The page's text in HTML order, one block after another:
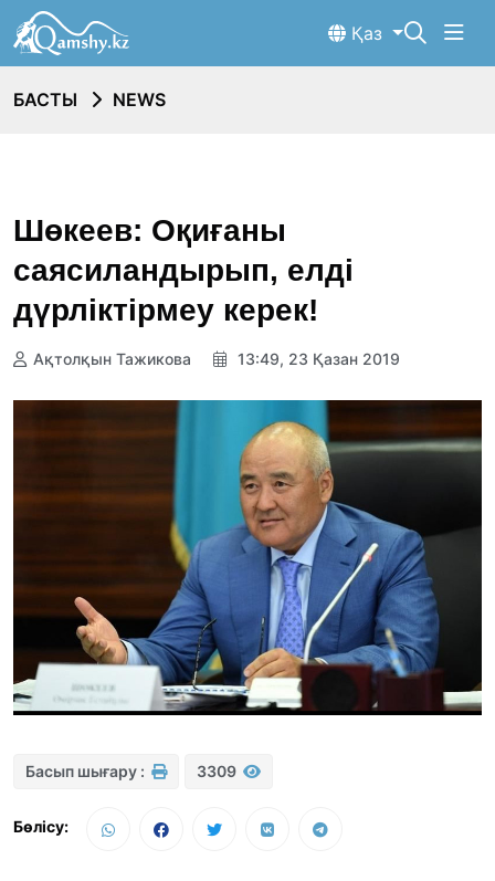
Қаз
БАСТЫ NEWS
Шөкеев: Оқиғаны
саясиландырып, елді
дүрліктірмеу керек!
Ақтолқын Тажикова 13:49, 23 Қазан 2019
Басып шығару : 3309
Бөлісу: